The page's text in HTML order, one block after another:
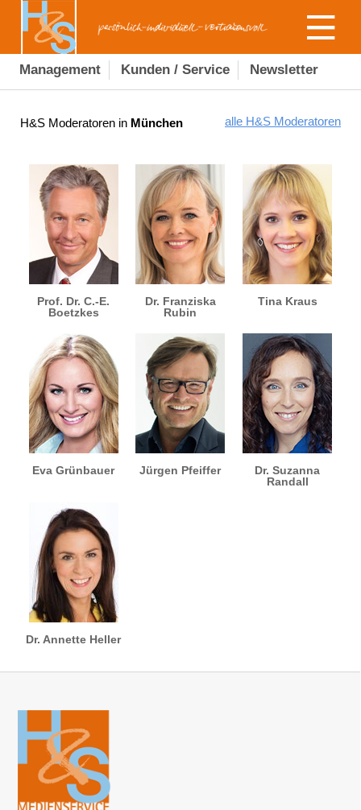
Management Kunden / Service Newsletter
H&S Moderatoren in München alle H&S Moderatoren
Prof. Dr. C.-E.
Boetzkes
Dr. Franziska
Rubin
Tina Kraus
Eva Grünbauer Jürgen Pfeiffer
Dr. Suzanna
Randall
Dr. Annette Heller